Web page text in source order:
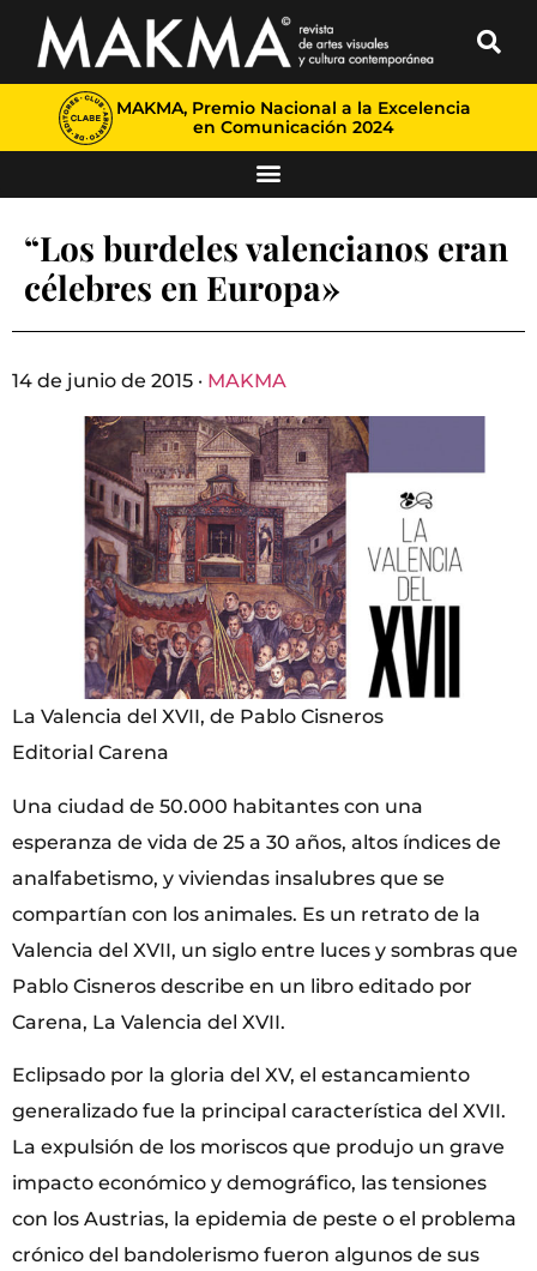
MAKMA, Premio Nacional a la Excelencia
en Comunicación 2024
“Los burdeles valencianos eran
célebres en Europa»
14 de junio de 2015 · MAKMA
La Valencia del XVII, de Pablo Cisneros
Editorial Carena
Una ciudad de 50.000 habitantes con una
esperanza de vida de 25 a 30 años, altos índices de
analfabetismo, y viviendas insalubres que se
compartían con los animales. Es un retrato de la
Valencia del XVII, un siglo entre luces y sombras que
Pablo Cisneros describe en un libro editado por
Carena, La Valencia del XVII.
Eclipsado por la gloria del XV, el estancamiento
generalizado fue la principal característica del XVII.
La expulsión de los moriscos que produjo un grave
impacto económico y demográfico, las tensiones
con los Austrias, la epidemia de peste o el problema
crónico del bandolerismo fueron algunos de sus